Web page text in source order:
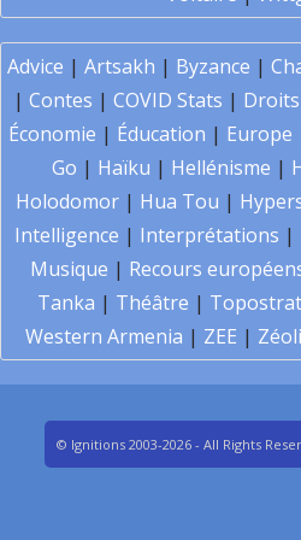
Advice | Artsakh | Byzance |
| Contes | COVID Stats |
Économie | Éducation | Europe
Go | Haïku | Hellénisme |
Holodomor | Hua Tou |
Intelligence | Interprétations |
Musique | Recours
Tanka | Théâtre |
Western Armenia | ZEE |
© Ignitions 2003-2026 - All Rights